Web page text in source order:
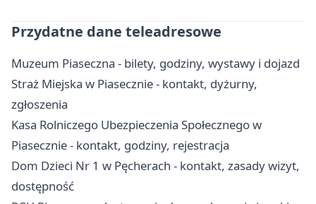
Przydatne dane teleadresowe
Muzeum Piaseczna - bilety, godziny, wystawy i dojazd
Straż Miejska w Piasecznie - kontakt, dyżurny,
zgłoszenia
Kasa Rolniczego Ubezpieczenia Społecznego w
Piasecznie - kontakt, godziny, rejestracja
Dom Dzieci Nr 1 w Pęcherach - kontakt, zasady wizyt,
dostępność